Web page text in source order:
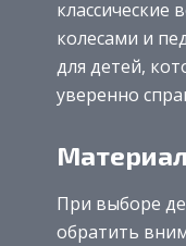
классические
колесами и
для детей,
уверенно
При выборе
обратить